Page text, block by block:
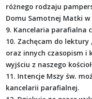
różnego rodzaju
Domu Samotnej Matki w
9. Kancelaria parafialna
10. Zachęcam do lektury
oraz innych czasopism i
wyjściu z naszego
11. Intencje Mszy św.
kancelarii parafialnej.